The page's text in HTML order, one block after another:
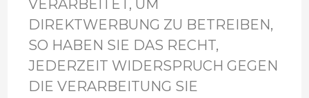
VERARBEITET, UM
DIREKTWERBUNG ZU BETREIBEN,
SO HABEN SIE DAS RECHT,
JEDERZEIT WIDERSPRUCH GEGEN
DIE VERARBEITUNG SIE